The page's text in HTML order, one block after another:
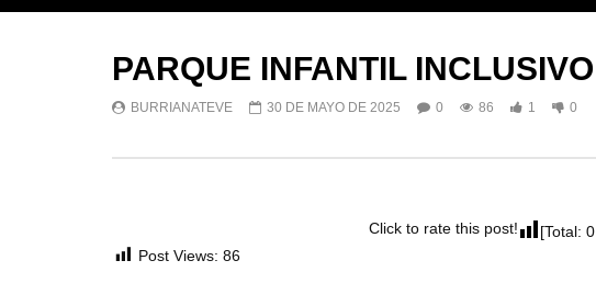
PARQUE INFANTIL INCLUSIVO
BURRIANATEVE 30 DE MAYO DE 2025 0 86 1 0
Click to rate this post! [Total: 0
Post Views: 86